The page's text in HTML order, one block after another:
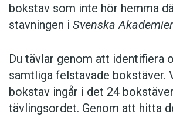
bokstav som inte hör hemma
stavningen i Svenska
Du tävlar genom att identifiera
samtliga felstavade bokstäver.
bokstav ingår i det 24
tävlingsordet. Genom att hitta